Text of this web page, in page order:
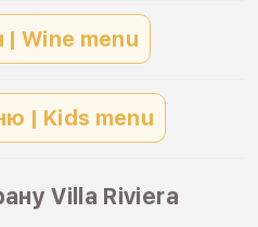
| Wine menu
| Kids menu
Villa Riviera